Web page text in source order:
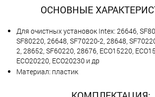
ОСНОВНЫЕ
Для очистных установок Intex: 26646,
SF80220, 26648, SF70220-2, 28648,
2, 28652, SF60220, 28676, ECO15220,
ECO20220, ECO20230 и др
Материал: пластик